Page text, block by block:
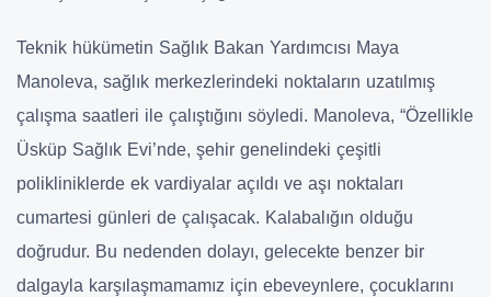
Teknik hükümetin Sağlık Bakan Yardımcısı Maya
Manoleva, sağlık merkezlerindeki noktaların uzatılmış
çalışma saatleri ile çalıştığını söyledi. Manoleva, “Özellikle
Üsküp Sağlık Evi’nde, şehir genelindeki çeşitli
polikliniklerde ek vardiyalar açıldı ve aşı noktaları
cumartesi günleri de çalışacak. Kalabalığın olduğu
doğrudur. Bu nedenden dolayı, gelecekte benzer bir
dalgayla karşılaşmamamız için ebeveynlere, çocuklarını